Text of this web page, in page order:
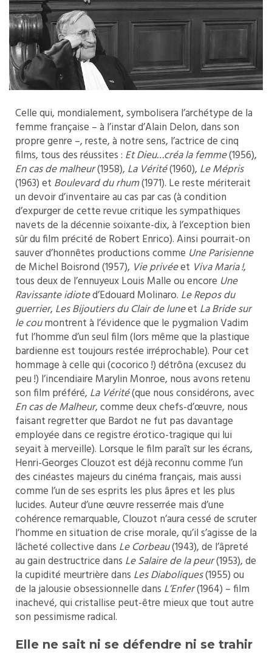
Celle qui, mondialement, symbolisera l’archétype de la
femme française – à l’instar d’Alain Delon, dans son
propre genre –, reste, à notre sens, l’actrice de cinq
films, tous des réussites : Et Dieu…créa la femme(1956),
En cas de malheur(1958), La Vérité(1960), Le Mépris
(1963) et Boulevard du rhum(1971). Le reste mériterait
un devoir d’inventaire au cas par cas (à condition
d’expurger de cette revue critique les sympathiques
navets de la décennie soixante-dix, à l’exception bien
sûr du film précité de Robert Enrico). Ainsi pourrait-on
sauver d’honnêtes productions comme Une Parisienne
de Michel Boisrond (1957), Vie privéeet Viva Maria !,
tous deux de l’ennuyeux Louis Malle ou encore Une
Ravissante idioted’Edouard Molinaro. Le Repos du
guerrier, Les Bijoutiers du Clair de luneet La Bride sur
le coumontrent à l’évidence que le pygmalion Vadim
fut l’homme d’un seul film (lors même que la plastique
bardienne est toujours restée irréprochable). Pour cet
hommage à celle qui (cocorico !) détrôna (excusez du
peu !) l’incendiaire Marylin Monroe, nous avons retenu
son film préféré, La Vérité(que nous considérons, avec
En cas de Malheur, comme deux chefs-d’œuvre, nous
faisant regretter que Bardot ne fut pas davantage
employée dans ce registre érotico-tragique qui lui
seyait à merveille). Lorsque le film paraît sur les écrans,
Henri-Georges Clouzot est déjà reconnu comme l’un
des cinéastes majeurs du cinéma français, mais aussi
comme l’un de ses esprits les plus âpres et les plus
lucides. Auteur d’une œuvre resserrée mais d’une
cohérence remarquable, Clouzot n’aura cessé de scruter
l’homme en situation de crise morale, qu’il s’agisse de la
lâcheté collective dans Le Corbeau(1943), de l’âpreté
au gain destructrice dans Le Salaire de la peur(1953), de
la cupidité meurtrière dans Les Diaboliques(1955) ou
de la jalousie obsessionnelle dans L’Enfer(1964) – film
inachevé, qui cristallise peut-être mieux que tout autre
son pessimisme radical.
Elle ne sait ni se défendre ni se trahir